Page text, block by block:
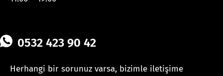
0532 423 90 42
Herhangi bir sorunuz varsa, bizimle iletişime